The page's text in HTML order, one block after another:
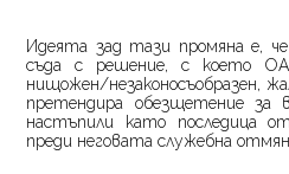
Идеята зад тази промяна е,
съда с решение, с което
нищожен/незаконосъобразен,
претендира обезщетение
настъпили като последица
преди неговата служебна